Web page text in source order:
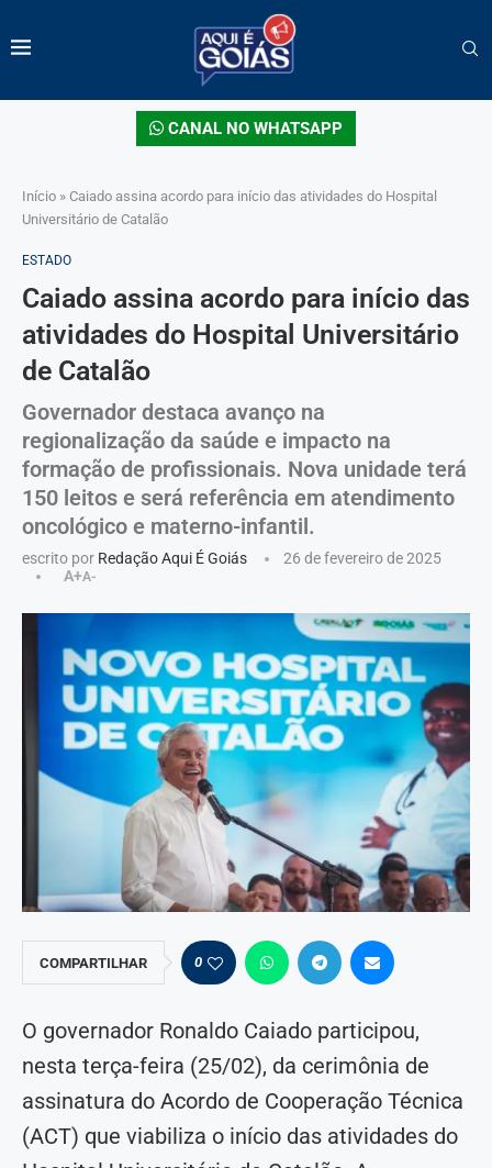
CANAL NO WHATSAPP
Início » Caiado assina acordo para início das atividades do Hospital
Universitário de Catalão
ESTADO
Caiado assina acordo para início das
atividades do Hospital Universitário
de Catalão
Governador destaca avanço na
regionalização da saúde e impacto na
formação de profissionais. Nova unidade terá
150 leitos e será referência em atendimento
oncológico e materno-infantil.
escrito por Redação Aqui É Goiás
26 de fevereiro de 2025
A+A-
COMPARTILHAR 0
O governador Ronaldo Caiado participou,
nesta terça-feira (25/02), da cerimônia de
assinatura do Acordo de Cooperação Técnica
(ACT) que viabiliza o início das atividades do